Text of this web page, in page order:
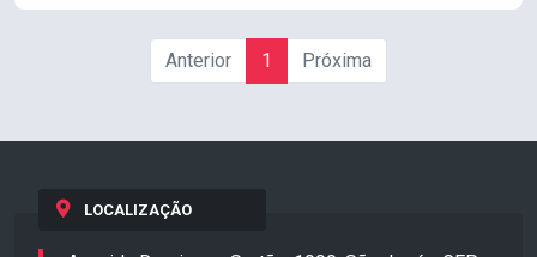
Anterior 1 Próxima
LOCALIZAÇÃO